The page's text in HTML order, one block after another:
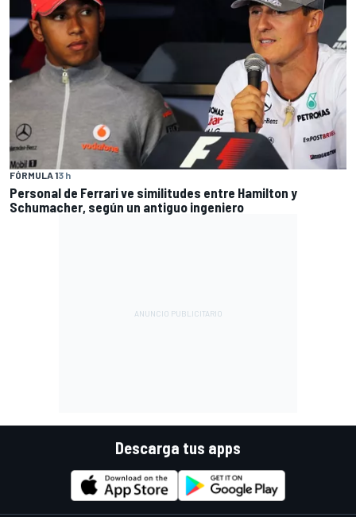
FÓRMULA 13 h
Personal de Ferrari ve similitudes entre Hamilton y
Schumacher, según un antiguo ingeniero
Descarga tus apps